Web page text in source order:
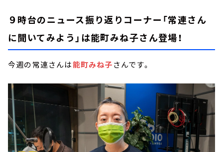
９時台のニュース振り返りコーナー「常連さん
に聞いてみよう」は能町みね子さん登場！
今週の常連さんは能町みね子さんです。